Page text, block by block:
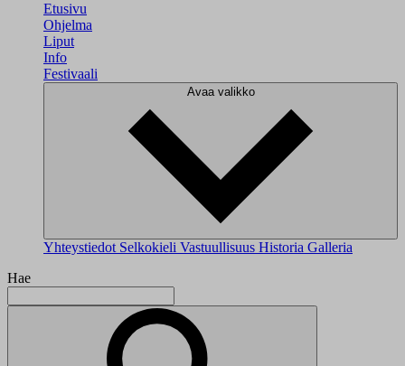
Etusivu
Ohjelma
Liput
Info
Festivaali
Avaa valikko
Yhteystiedot Selkokieli Vastuullisuus Historia Galleria
Hae